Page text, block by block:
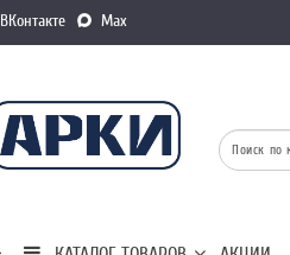
ВКонтакте Max